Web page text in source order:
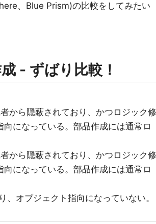
、Blue Prism)の比較をしてみたい
- ずばり比較！
から隠蔽されており、かつロジック修
になっている。部品作成には通常ロ
から隠蔽されており、かつロジック修
になっている。部品作成には通常ロ
オブジェクト指向になっていない。